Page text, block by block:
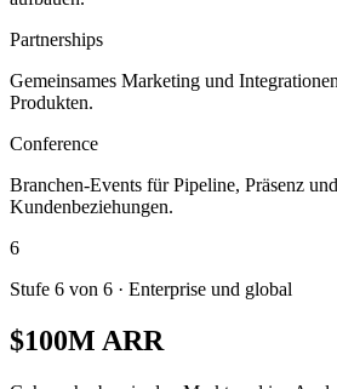
Partnerships
Gemeinsames Marketing und
Produkten.
Conference
Branchen-Events für Pipeline, Präsenz
Kundenbeziehungen.
6
Stufe 6 von 6 · Enterprise und global
$100M ARR